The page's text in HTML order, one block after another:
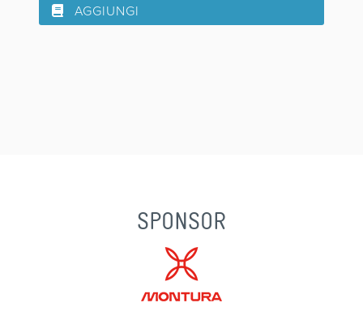
AGGIUNGI
SPONSOR